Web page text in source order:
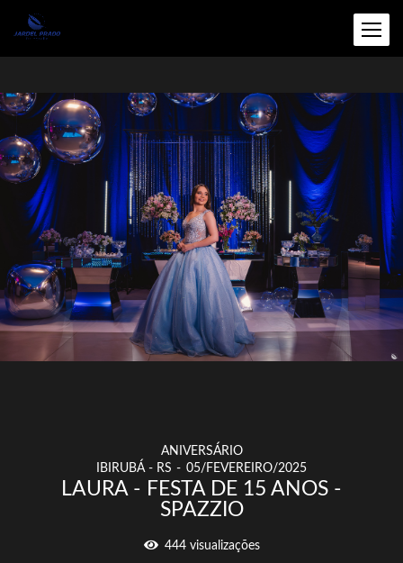
ANIVERSÁRIO
IBIRUBÁ - RS
05/FEVEREIRO/2025
LAURA - FESTA DE 15 ANOS -
SPAZZIO
444visualizações